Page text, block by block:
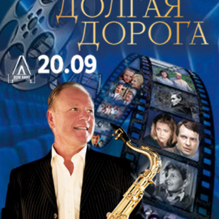
сюиты, написанные в развлекательной
«итальянской» манере. В более поздних
сборниках 1724 и 1728 гг. «танцевальные»
заголовки уступают место программным, и
одновременно возрастает роль полифонической
техники, которую исследователи считают
изысканной. В программе концерта - два ноэля
Дандриё (ноэли - старинные французские
рождественские песни).
Прелюдия и фуга ре мажор написана молодым
И.С. Бахом в 1709 году, предположительно в
Веймаре. Это яркий виртуозный цикл, в котором
исполнитель может проявить свои технические
навыки и продемонстрировать возможности
инструмента-оркестра.
Немецкий композитор эпохи барокко Н. Брунс был